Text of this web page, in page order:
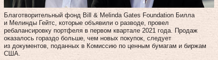
Благотворительный фонд Bill & Melinda Gates Foundation Билла
и Мелинды Гейтс, которые объявили о разводе, провел
ребалансировку портфеля в первом квартале 2021 года. Продаж
оказалось гораздо больше, чем новых покупок, следует
из документов, поданных в Комиссию по ценным бумагам и биржам
США.